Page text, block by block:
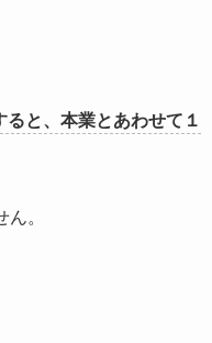
と、本業とあわせて１
。